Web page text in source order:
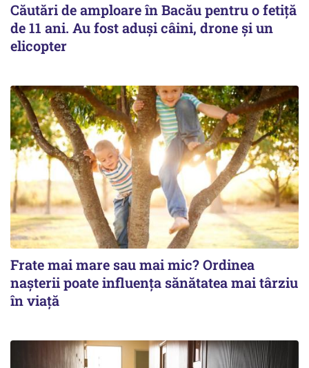
Căutări de amploare în Bacău pentru o fetiță
de 11 ani. Au fost aduși câini, drone și un
elicopter
Frate mai mare sau mai mic? Ordinea
nașterii poate influența sănătatea mai târziu
în viață